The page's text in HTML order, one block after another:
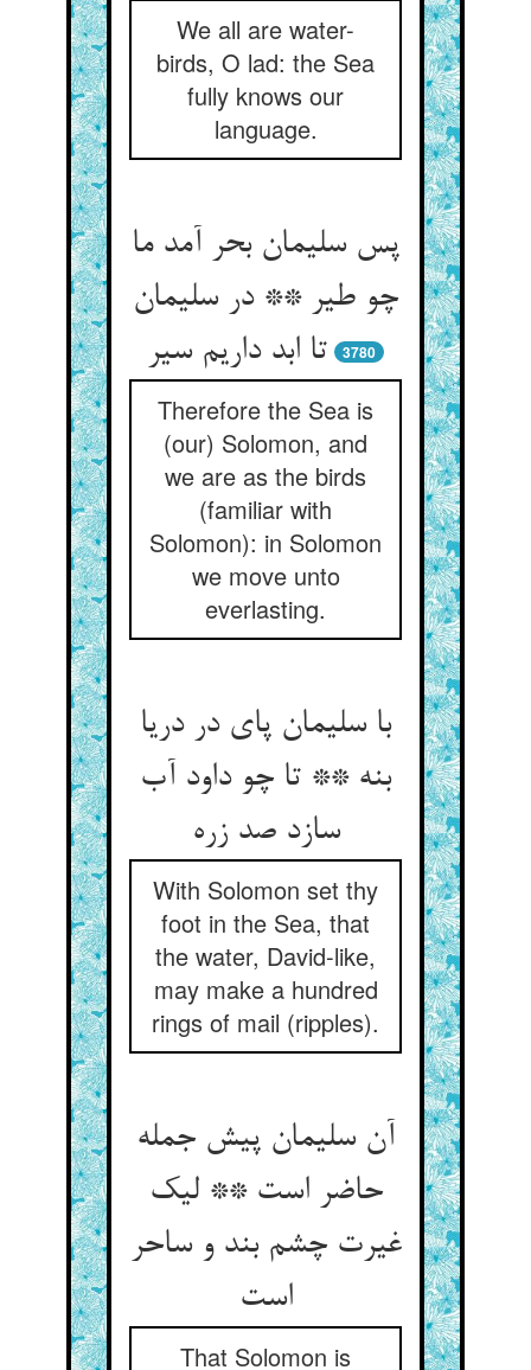
We all are water-
birds, O lad: the Sea
fully knows our
language.
پس سلیمان بحر آمد ما
چو طیر ** در سلیمان
تا ابد داریم سیر
3780
Therefore the Sea is
(our) Solomon, and
we are as the birds
(familiar with
Solomon): in Solomon
we move unto
everlasting.
با سلیمان پای در دریا
بنه ** تا چو داود آب
سازد صد زره‏
With Solomon set thy
foot in the Sea, that
the water, David-like,
may make a hundred
rings of mail (ripples).
آن سلیمان پیش جمله
حاضر است ** لیک
غیرت چشم بند و ساحر
است‏
That Solomon is